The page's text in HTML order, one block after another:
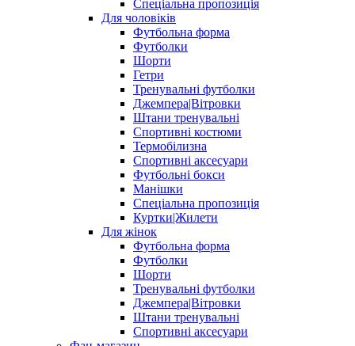
Спеціальна пропозиція
Для чоловіків
Футбольна форма
Футболки
Шорти
Гетри
Тренувальні футболки
Джемпера|Вітровки
Штани тренувальні
Спортивні костюми
Термобілизна
Спортивні аксесуари
Футбольні бокси
Манішки
Спеціальна пропозиція
Куртки|Жилети
Для жінок
Футбольна форма
Футболки
Шорти
Тренувальні футболки
Джемпера|Вітровки
Штани тренувальні
Спортивні аксесуари